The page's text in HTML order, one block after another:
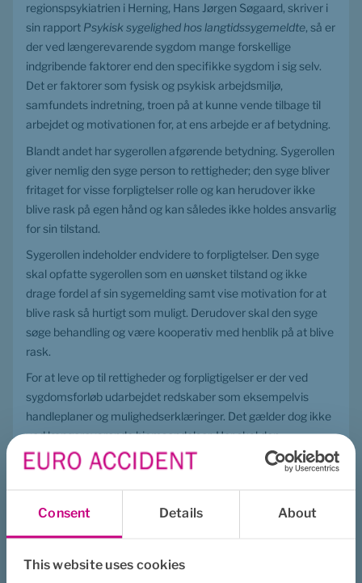
Consent Details About
This website uses cookies
regionspsykiatrien i Herning, Hans Jørgen Søgaard, skriver i
sin rapport Psykisk sygelighed hos langtidssygemeldte, så er
der ved længerevarende sygdom mange forskellige
indgribende faktorer end den specifikke sygdom i sig selv.
Det er faktorer som fysisk og psykisk arbejdsmiljø,
samfundets indretning, troen på at kunne vende tilbage til
arbejdet og motivationen for, at ens arbejde er af betydning.
Blandt andet har sygerollen afgørende betydning. Sygerollen
giver nemlig den syge person to rettigheder; den syge bliver
fritaget for visse forpligtelser rolle og kan herudover ikke
blive rask på egen hånd og kan således ikke holdes ansvarlig
for sin tilstand.
Sygerollen indeholder endvidere to forpligtelser. Den syge
skal opfatte sygerollen som en uønsket tilstand og ikke
drage fordel af sin sygemelding samt vise motivation for at
blive rask så hurtigt som muligt. Derudover skal den syge
søge behandling og være kooperativ med henblik på at blive
rask.
For at leve op til rettigheder og forpligtigelser er der ved
sygdomsforløb udarbejdet redskaber som eksempelvis
handleplaner og mulighedserklæringer. Det gælder dog ikke
ved længerevarende hjemsendelser. Her skal den
hjemsendte kunne møde ind på kontoret fra den ene dag til
den anden.
tid, og det er det de færreste af os, der kan.
Fællesnævneren er – uagtet om man håber eller frygter en